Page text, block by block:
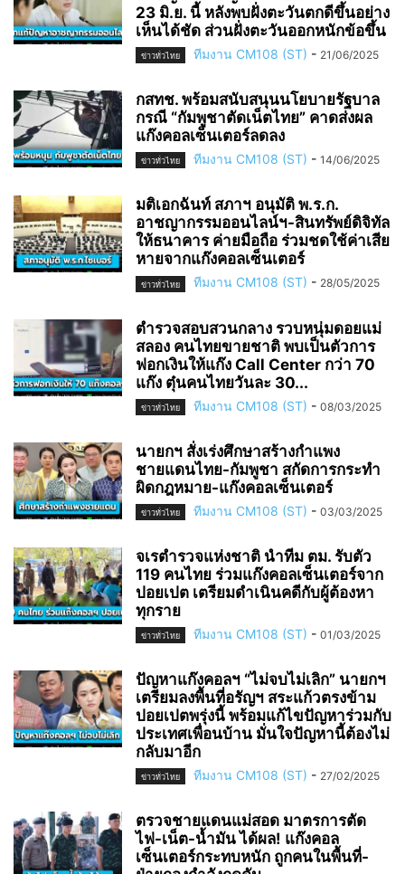
23 มิ.ย. นี้ หลังพบฝั่งตะวันตกดีขึ้นอย่าง
เห็นได้ชัด ส่วนฝั่งตะวันออกหนักข้อขึ้น
ข่าวทั่วไทย ทีมงาน CM108 (ST) - 21/06/2025
กสทช. พร้อมสนับสนุนนโยบายรัฐบาล
กรณี “กัมพูชาตัดเน็ตไทย” คาดส่งผล
แก๊งคอลเซ็นเตอร์ลดลง
ข่าวทั่วไทย ทีมงาน CM108 (ST) - 14/06/2025
มติเอกฉันท์ สภาฯ อนุมัติ พ.ร.ก.
อาชญากรรมออนไลน์ฯ-สินทรัพย์ดิจิทัล
ให้ธนาคาร ค่ายมือถือ ร่วมชดใช้ค่าเสีย
หายจากแก๊งคอลเซ็นเตอร์
ข่าวทั่วไทย ทีมงาน CM108 (ST) - 28/05/2025
ตำรวจสอบสวนกลาง รวบหนุ่มดอยแม่
สลอง คนไทยขายชาติ พบเป็นตัวการ
ฟอกเงินให้แก๊ง Call Center กว่า 70
แก๊ง ตุ๋นคนไทยวันละ 30...
ข่าวทั่วไทย ทีมงาน CM108 (ST) - 08/03/2025
นายกฯ สั่งเร่งศึกษาสร้างกำแพง
ชายแดนไทย-กัมพูชา สกัดการกระทำ
ผิดกฎหมาย-แก๊งคอลเซ็นเตอร์
ข่าวทั่วไทย ทีมงาน CM108 (ST) - 03/03/2025
จเรตำรวจแห่งชาติ นำทีม ตม. รับตัว
119 คนไทย ร่วมแก๊งคอลเซ็นเตอร์จาก
ปอยเปต เตรียมดำเนินคดีกับผู้ต้องหา
ทุกราย
ข่าวทั่วไทย ทีมงาน CM108 (ST) - 01/03/2025
ปัญหาแก๊งคอลฯ “ไม่จบไม่เลิก” นายกฯ
เตรียมลงพื้นที่อรัญฯ สระแก้วตรงข้าม
ปอยเปตพรุ่งนี้ พร้อมแก้ไขปัญหาร่วมกับ
ประเทศเพื่อนบ้าน มั่นใจปัญหานี้ต้องไม่
กลับมาอีก
ข่าวทั่วไทย ทีมงาน CM108 (ST) - 27/02/2025
ตรวจชายแดนแม่สอด มาตรการตัด
ไฟ-เน็ต-น้ำมัน ได้ผล! แก๊งคอล
เซ็นเตอร์กระทบหนัก ถูกคนในพื้นที่-